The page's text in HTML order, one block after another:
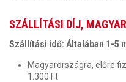
SZÁLLÍTÁSI DÍJ,
Szállítási idő: Általában 1-5
Magyarországra, előre
1.300 Ft